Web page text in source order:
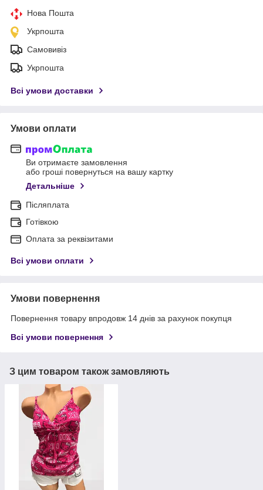
Нова Пошта
Укрпошта
Самовивіз
Укрпошта
Всі умови доставки
Умови оплати
Ви отримаєте замовлення
або гроші повернуться на вашу картку
Детальніше
Післяплата
Готівкою
Оплата за реквізитами
Всі умови оплати
Умови повернення
Повернення товару впродовж 14 днів за рахунок покупця
Всі умови повернення
З цим товаром також замовляють